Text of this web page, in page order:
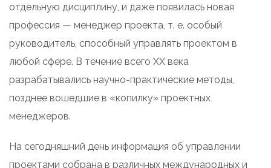
отдельную дисциплину, и даже появилась новая
профессия — менеджер проекта, т. е. особый
руководитель, способный управлять проектом в
любой сфере. В течение всего XX века
разрабатывались научно-практические методы,
позднее вошедшие в «копилку» проектных
менеджеров.
На сегодняшний день информация об управлении
проектами собрана в различных международных и